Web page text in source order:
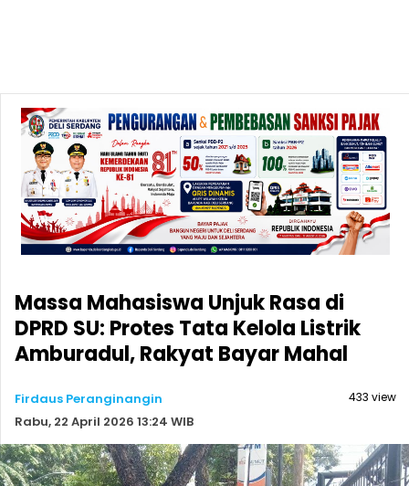
Massa Mahasiswa Unjuk Rasa di
DPRD SU: Protes Tata Kelola Listrik
Amburadul, Rakyat Bayar Mahal
Firdaus Peranginangin
Rabu, 22 April 2026 13:24 WIB
433 view